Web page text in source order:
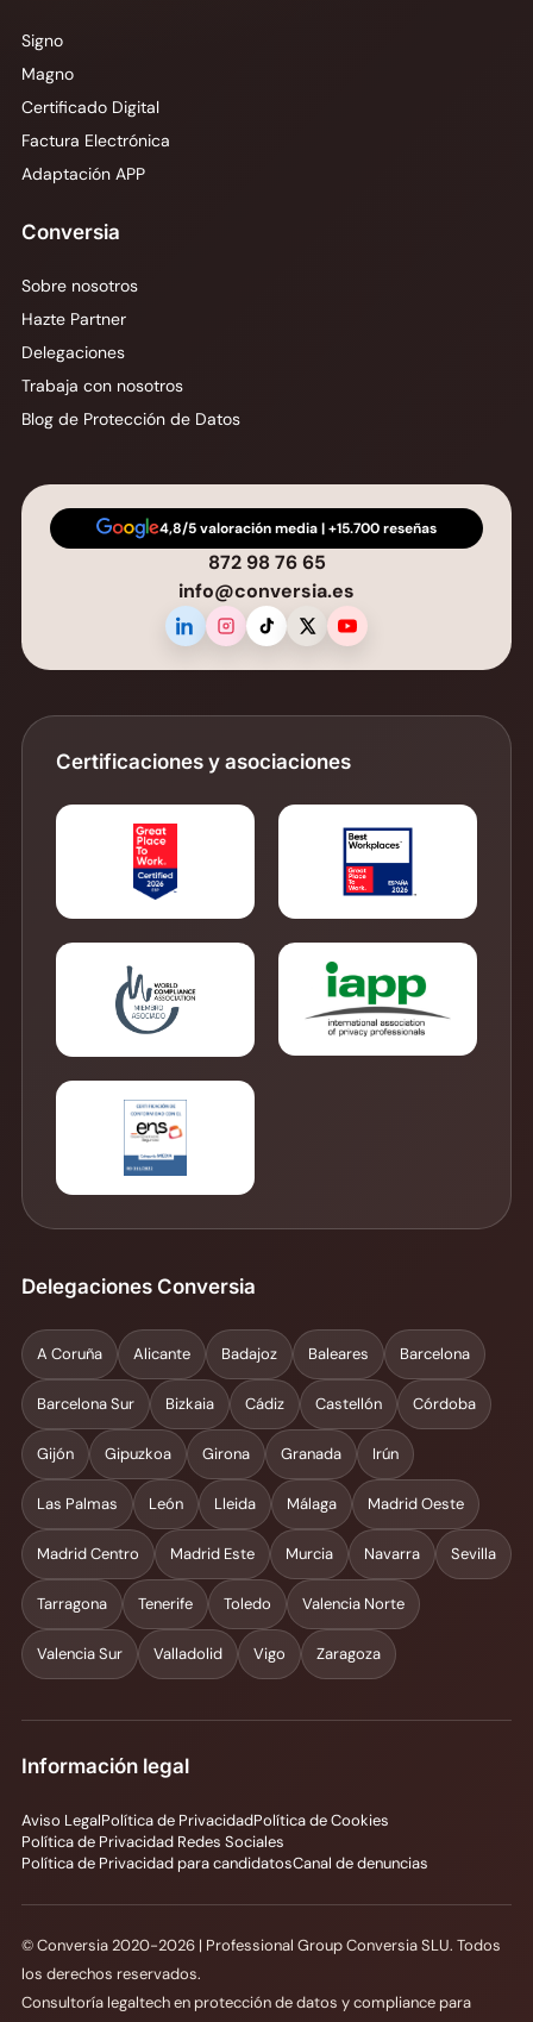
Signo
Magno
Certificado Digital
Factura Electrónica
Adaptación APP
Conversia
Sobre nosotros
Hazte Partner
Delegaciones
Trabaja con nosotros
Blog de Protección de Datos
4,8/5 valoración media | +15.700 reseñas
872 98 76 65
info@conversia.es
Certificaciones y asociaciones
Delegaciones Conversia
A Coruña Alicante Badajoz Baleares Barcelona
Barcelona Sur Bizkaia Cádiz Castellón Córdoba
Gijón Gipuzkoa Girona Granada Irún
Las Palmas León Lleida Málaga Madrid Oeste
Madrid Centro Madrid Este Murcia Navarra Sevilla
Tarragona Tenerife Toledo Valencia Norte
Valencia Sur Valladolid Vigo Zaragoza
Información legal
Aviso LegalPolítica de PrivacidadPolítica de Cookies
Política de Privacidad Redes Sociales
Política de Privacidad para candidatosCanal de denuncias
© Conversia 2020-2026 | Professional Group Conversia SLU. Todos
los derechos reservados.
Consultoría legaltech en protección de datos y compliance para